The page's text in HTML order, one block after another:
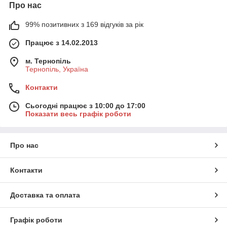
Про нас
99% позитивних з 169 відгуків за рік
Працює з 14.02.2013
м. Тернопіль
Тернопіль, Україна
Контакти
Сьогодні працює з 10:00 до 17:00
Показати весь графік роботи
Про нас
Контакти
Доставка та оплата
Графік роботи